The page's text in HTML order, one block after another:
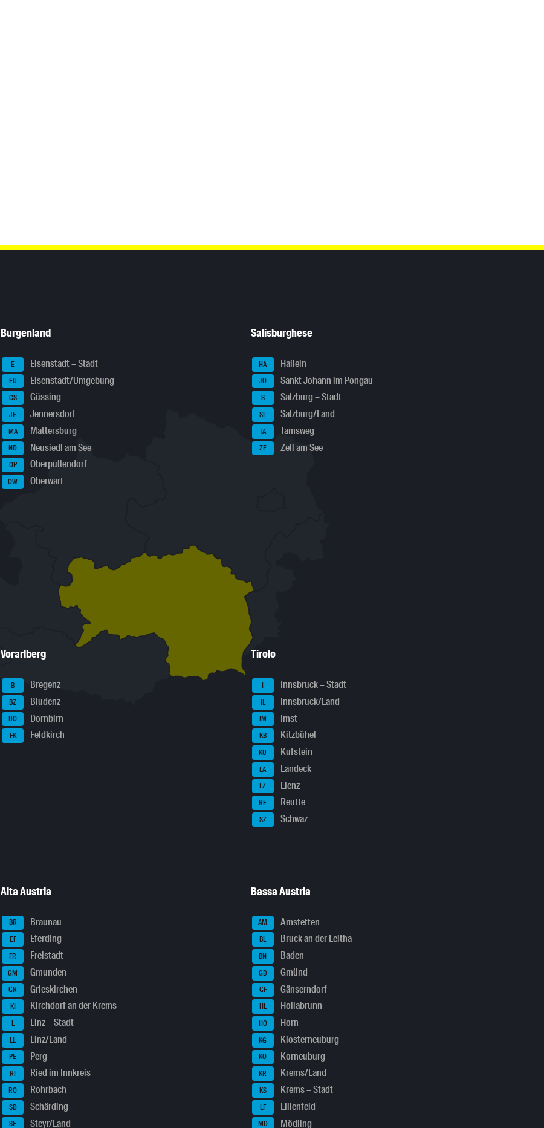
Burgenland
E Eisenstadt – Stadt
EU Eisenstadt/Umgebung
GS Güssing
JE Jennersdorf
MA Mattersburg
ND Neusiedl am See
OP Oberpullendorf
OW Oberwart
Salisburghese
HA Hallein
JO Sankt Johann im Pongau
S Salzburg – Stadt
SL Salzburg/Land
TA Tamsweg
ZE Zell am See
Vorarlberg
B Bregenz
BZ Bludenz
DO Dornbirn
FK Feldkirch
Tirolo
I Innsbruck – Stadt
IL Innsbruck/Land
IM Imst
KB Kitzbühel
KU Kufstein
LA Landeck
LZ Lienz
RE Reutte
SZ Schwaz
Alta Austria
BR Braunau
EF Eferding
FR Freistadt
GM Gmunden
GR Grieskirchen
KI Kirchdorf an der Krems
L Linz – Stadt
LL Linz/Land
PE Perg
RI Ried im Innkreis
RO Rohrbach
SD Schärding
SE Steyr/Land
Bassa Austria
AM Amstetten
BL Bruck an der Leitha
BN Baden
GD Gmünd
GF Gänserndorf
HL Hollabrunn
HO Horn
KG Klosterneuburg
KO Korneuburg
KR Krems/Land
KS Krems – Stadt
LF Lilienfeld
MD Mödling